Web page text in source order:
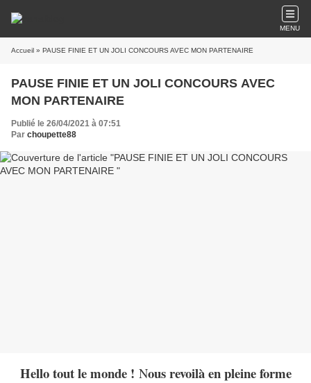
MENU
Accueil » PAUSE FINIE ET UN JOLI CONCOURS AVEC MON PARTENAIRE
PAUSE FINIE ET UN JOLI CONCOURS AVEC
MON PARTENAIRE
Publié le 26/04/2021 à 07:51
Par choupette88
Hello tout le monde ! Nous revoilà en pleine forme